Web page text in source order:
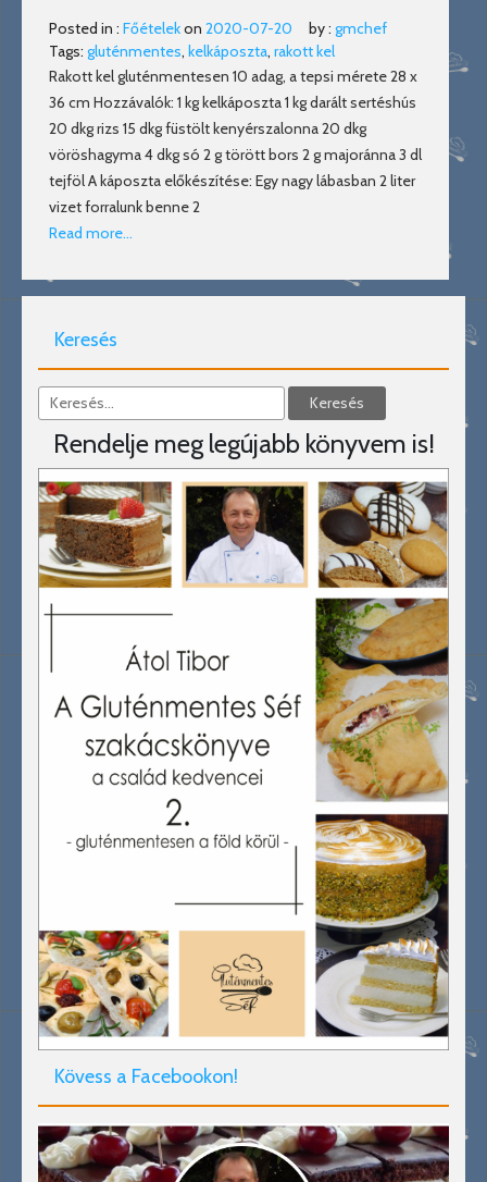
Posted in : Főételekon 2020-07-20 by : gmchef
Tags: gluténmentes, kelkáposzta, rakott kel
Rakott kel gluténmentesen 10 adag, a tepsi mérete 28 x
36 cm Hozzávalók: 1 kg kelkáposzta 1 kg darált sertéshús
20 dkg rizs 15 dkg füstölt kenyérszalonna 20 dkg
vöröshagyma 4 dkg só 2 g törött bors 2 g majoránna 3 dl
tejföl A káposzta előkészítése: Egy nagy lábasban 2 liter
vizet forralunk benne 2
Read more…
Keresés
Rendelje meg legújabb könyvem is!
Kövess a Facebookon!